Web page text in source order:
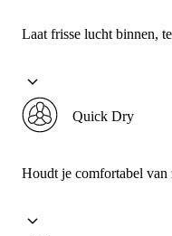
Laat frisse lucht binnen,
Quick Dry
Houdt je comfortabel van